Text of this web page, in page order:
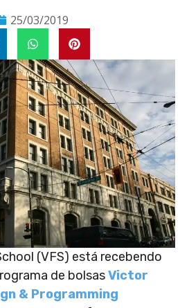
25/03/2019
(VFS) está recebendo
de bolsasVictor
& Programming